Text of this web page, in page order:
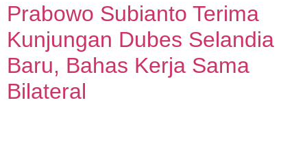
Prabowo Subianto Terima
Kunjungan Dubes Selandia
Baru, Bahas Kerja Sama
Bilateral